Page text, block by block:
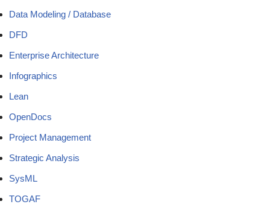
Data Modeling / Database
DFD
Enterprise Architecture
Infographics
Lean
OpenDocs
Project Management
Strategic Analysis
SysML
TOGAF